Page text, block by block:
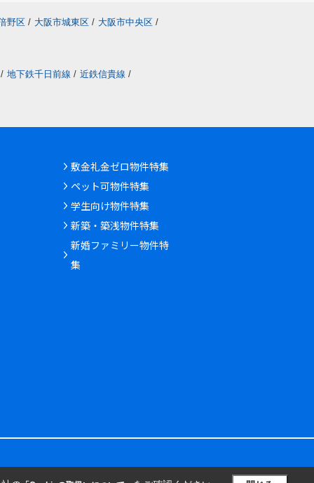
野区 / 大阪市城東区 / 大阪市中央区 /
/ 地下鉄千日前線 / 近鉄信貴線 /
敷金礼金ゼロ物件特集
ペット可物件特集
学生向け物件特集
新築・築浅物件特集
新婚ファミリー物件特
集